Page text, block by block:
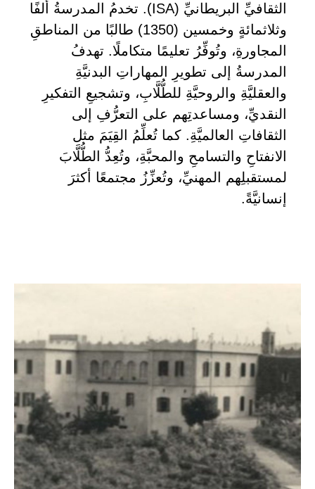
الثقافيِّ البريطانيِّ (ISA). تخدمُ المدرسةُ ألفًا
وثلاثمائةٍ وخمسين (1350) طالبًا من المناطقِ
المجاورةِ، وتُوفِّرُ تعليمًا متكاملًا. تهدفُ
المدرسةُ إلى تطويرِ المهاراتِ البدنيَّةِ
والعقليَّةِ والروحيَّةِ للطُّلَّابِ، وتشجيعِ التفكيرِ
النقديِّ، ومساعدتِهم على التعرُّفِ إلى
الثقافاتِ العالميَّةِ. كما تُعلِّمُ القِيَمَ مثل
الانفتاحِ والتسامحِ والمحبَّةِ، وتُعِدُّ الطُّلَّابَ
لمستقبلِهم المهنيِّ، وتُعزِّزُ مجتمعًا أكثرَ
إنسانيَّةً.